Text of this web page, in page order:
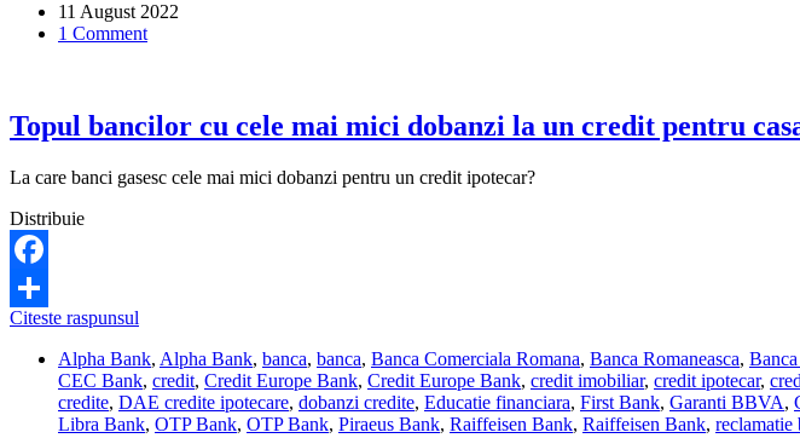
la
creditul
11 August 2022
1 Comment
Topul bancilor cu cele mai mici dobanzi la un credit pentru
La care banci gasesc cele mai mici dobanzi pentru un credit ipotecar?
Distribuie
Facebook
Share
Citeste raspunsul
cu
cele
mai
mici
Alpha Bank, Alpha Bank, banca, banca, Banca Comerciala Romana, Banca Romaneasca,
CEC Bank, credit, Credit Europe Bank, Credit Europe Bank, credit imobiliar, credit ipotecar,
credite, DAE credite ipotecare, dobanzi credite, Educatie financiara, First Bank, Garanti BBVA,
Libra Bank, OTP Bank, OTP Bank, Piraeus Bank, Raiffeisen Bank, Raiffeisen Bank, reclamatie